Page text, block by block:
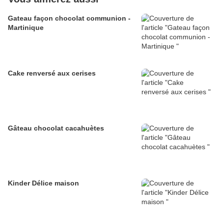
Gateau façon chocolat communion -
Martinique
Cake renversé aux cerises
Gâteau chocolat cacahuètes
Kinder Délice maison